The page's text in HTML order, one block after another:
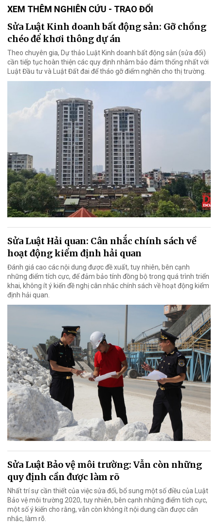
XEM THÊM NGHIÊN CỨU - TRAO ĐỔI
Sửa Luật Kinh doanh bất động sản: Gỡ chồng
chéo để khơi thông dự án
Theo chuyên gia, Dự thảo Luật Kinh doanh bất động sản (sửa đổi)
cần tiếp tục hoàn thiện các quy định nhằm bảo đảm thống nhất với
Luật Đầu tư và Luật Đất đai để tháo gỡ điểm nghẽn cho thị trường.
Sửa Luật Hải quan: Cân nhắc chính sách về
hoạt động kiểm định hải quan
Đánh giá cao các nội dung được đề xuất, tuy nhiên, bên cạnh
những điểm tích cực, để đảm bảo tính đồng bộ trong quá trình triển
khai, không ít ý kiến đề nghị cân nhắc chính sách về hoạt động kiểm
định hải quan.
Sửa Luật Bảo vệ môi trường: Vẫn còn những
quy định cần được làm rõ
Nhất trí sự cần thiết của việc sửa đổi, bổ sung một số điều của Luật
Bảo vệ môi trường 2020, tuy nhiên, bên cạnh những điểm tích cực,
một số ý kiến cho rằng, vẫn còn không ít nội dung cần được cân
nhắc, làm rõ.